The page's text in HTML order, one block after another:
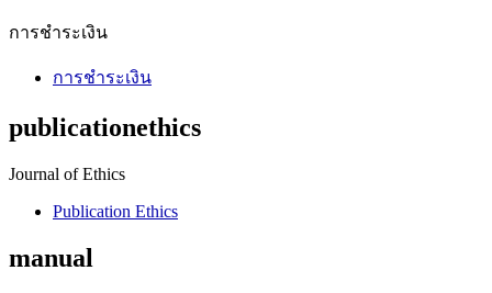
การชำระเงิน
การชำระเงิน
publicationethics
Journal of Ethics
Publication Ethics
manual